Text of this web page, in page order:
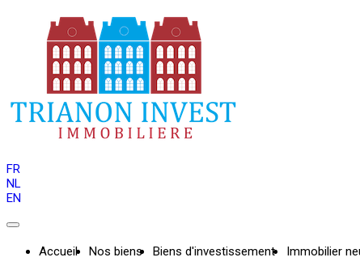
FR
NL
EN
Accueil Nos biens Biens d'investissement Immobilier